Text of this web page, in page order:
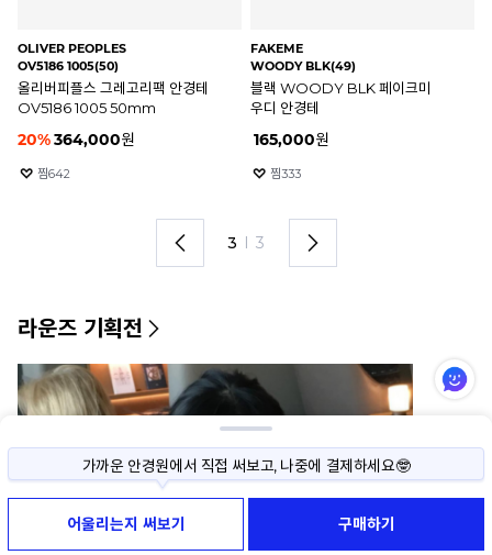
LOCOMOTIVE
5375 BK(48)
블랙 5375 BK 로코모티브 베를린
안경테
46% 29,900원
찜5219
FAKEME
CITY2 BSV(49)
블랙 CITY2 BSV 페이크미 시티투
블루라이트 차단 안경테
185,000원
찜1530
1 3
라운즈 기획전
가까운 안경원에서 직접 써보고, 나중에 결제하세요🤓
사이즈나 색상이 고민된다면, 직접 써보고 구매하세요!
써보기 예약부터 반품까지 모두 무료예요😉
어울리는지 써보기 구매하기